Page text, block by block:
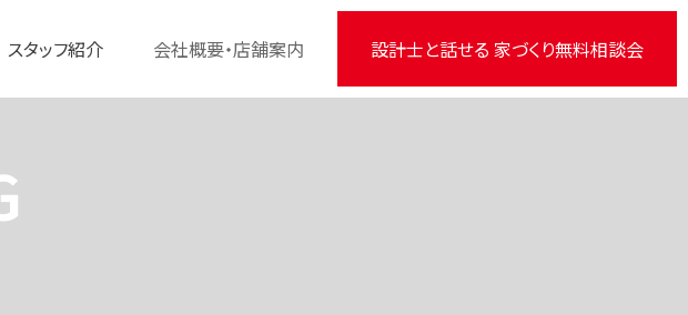
スタッフ紹介 会社概要・店舗案内 設計士と話せる 家づくり無料相談会